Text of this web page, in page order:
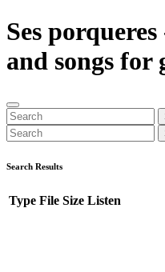
Ses
and songs for
Search Results
Type File Size Listen